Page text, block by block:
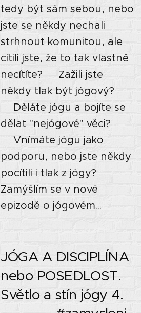
tedy být sám sebou, nebo
jste se někdy nechali
strhnout komunitou, ale
cítili jste, že to tak vlastně
necítíte? ⭐Zažili jste
někdy tlak být jógový?
⭐Děláte jógu a bojíte se
dělat "nejógové" věci?
⭐Vnímáte jógu jako
podporu, nebo jste někdy
pocítili i tlak z jógy?
Zamýšlím se v nové
epizodě o jógovém...
JÓGA A DISCIPLÍNA
nebo POSEDLOST.
Světlo a stín jógy 4.